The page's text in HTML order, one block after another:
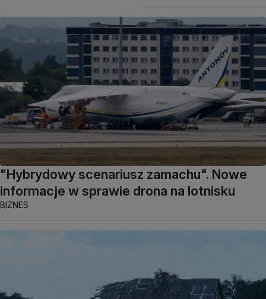
"Hybrydowy scenariusz zamachu". Nowe
informacje w sprawie drona na lotnisku
BIZNES